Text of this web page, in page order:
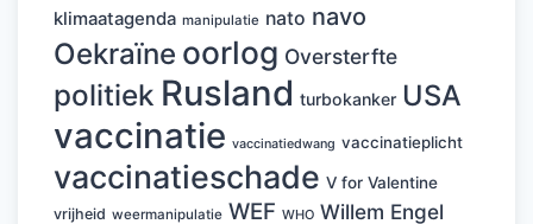
klimaatagenda manipulatie nato navo
Oekraïne oorlog Oversterfte
politiek Rusland turbokanker USA
vaccinatie vaccinatiedwang vaccinatieplicht
vaccinatieschade V for Valentine
vrijheid weermanipulatie WEF WHO Willem Engel